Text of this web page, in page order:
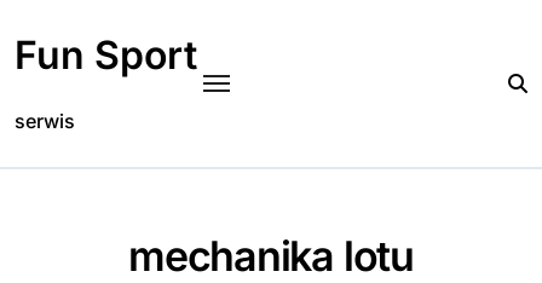
content
Fun Sport
serwis
mechanika lotu